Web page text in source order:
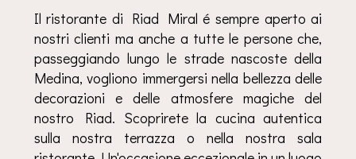
Il ristorante di Riad Miral é sempre aperto ai
nostri clienti ma anche a tutte le persone che,
passeggiando lungo le strade nascoste della
Medina, vogliono immergersi nella bellezza delle
decorazioni e delle atmosfere magiche del
nostro Riad. Scoprirete la cucina autentica
sulla nostra terrazza o nella nostra sala